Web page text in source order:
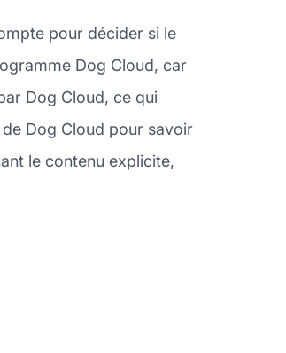
pour décider si le
Dog Cloud, car
Dog Cloud, ce qui
Dog Cloud pour savoir
le contenu explicite,